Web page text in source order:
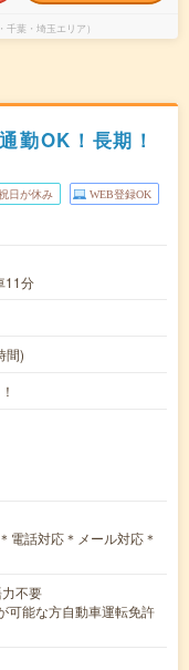
葉・埼玉エリア）
勤OK！長期！
日が休み WEB登録OK
11分
間)
電話対応＊メール対応＊
不要
可能な方自動車運転免許